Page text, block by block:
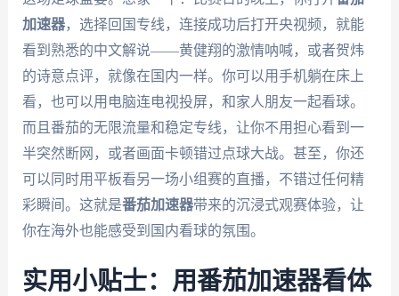
加速器，选择回国专线，连接成功后打开央视频，就能
看到熟悉的中文解说——黄健翔的激情呐喊，或者贺炜
的诗意点评，就像在国内一样。你可以用手机躺在床上
看，也可以用电脑连电视投屏，和家人朋友一起看球。
而且番茄的无限流量和稳定专线，让你不用担心看到一
半突然断网，或者画面卡顿错过点球大战。甚至，你还
可以同时用平板看另一场小组赛的直播，不错过任何精
彩瞬间。这就是番茄加速器带来的沉浸式观赛体验，让
你在海外也能感受到国内看球的氛围。
实用小贴士：用番茄加速器看体